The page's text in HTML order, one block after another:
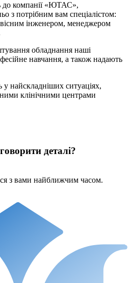
компанії «ЮТАС»,
з потрібним вам спеціалістом:
інженером, менеджером
обладнання наші
навчання, а також надають
найскладніших ситуаціях,
клінічними центрами
деталі?
з вами найближчим часом.